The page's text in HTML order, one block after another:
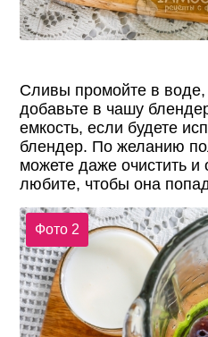
Сливы промойте в воде,
добавьте в чашу
емкость, если будете
блендер. По желанию
можете даже очистить и
любите, чтобы она
Фото 2